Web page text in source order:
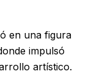
en una figura
impulsó
artístico.